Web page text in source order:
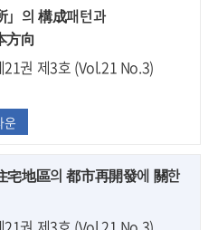
」의 構成패턴과
方向
21권 제3호 (Vol.21 No.3)
운
宅地區의 都市再開發에 關한